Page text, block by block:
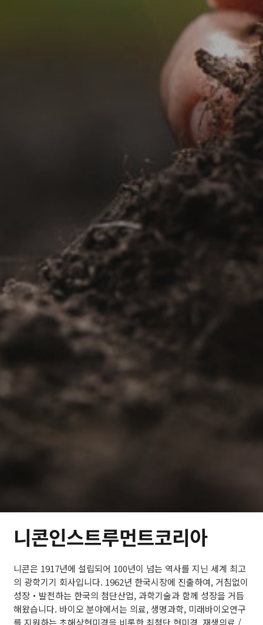
니콘인스트루먼트코리아
니콘은 1917년에 설립되어 100년이 넘는 역사를 지닌 세계 최고
의 광학기기 회사입니다. 1962년 한국시장에 진출하여, 거침없이
성장・발전하는 한국의 첨단산업, 과학기술과 함께 성장을 거듭
해왔습니다. 바이오 분야에서는 의료, 생명과학, 미래바이오연구
를 지원하는 초해상현미경을 비롯한 최첨단 현미경, 재생의료 /